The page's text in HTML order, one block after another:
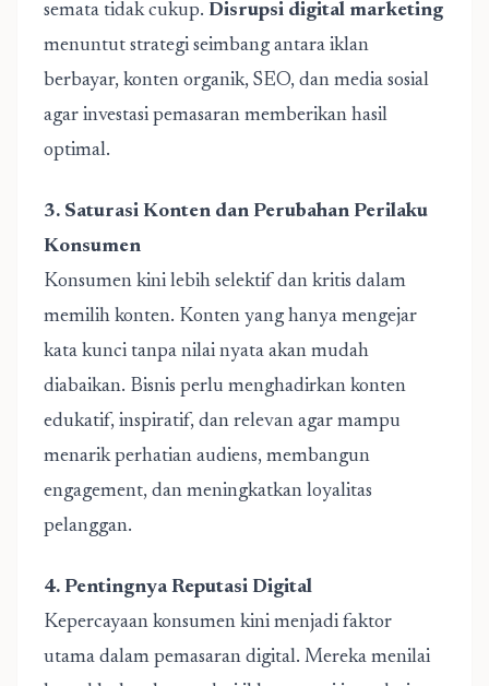
semata tidak cukup. Disrupsi digital marketing
menuntut strategi seimbang antara iklan
berbayar, konten organik, SEO, dan media sosial
agar investasi pemasaran memberikan hasil
optimal.
3. Saturasi Konten dan Perubahan Perilaku
Konsumen
Konsumen kini lebih selektif dan kritis dalam
memilih konten. Konten yang hanya mengejar
kata kunci tanpa nilai nyata akan mudah
diabaikan. Bisnis perlu menghadirkan konten
edukatif, inspiratif, dan relevan agar mampu
menarik perhatian audiens, membangun
engagement, dan meningkatkan loyalitas
pelanggan.
4. Pentingnya Reputasi Digital
Kepercayaan konsumen kini menjadi faktor
utama dalam pemasaran digital. Mereka menilai